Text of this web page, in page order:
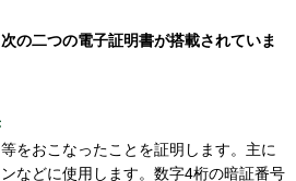
の二つの電子証明書が搭載されていま
をおこなったことを証明します。主に
などに使用します。数字4桁の暗証番号